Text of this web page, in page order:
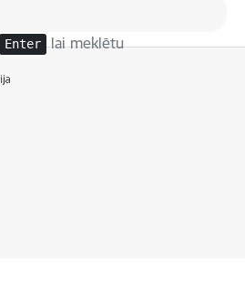
Enter lai meklētu